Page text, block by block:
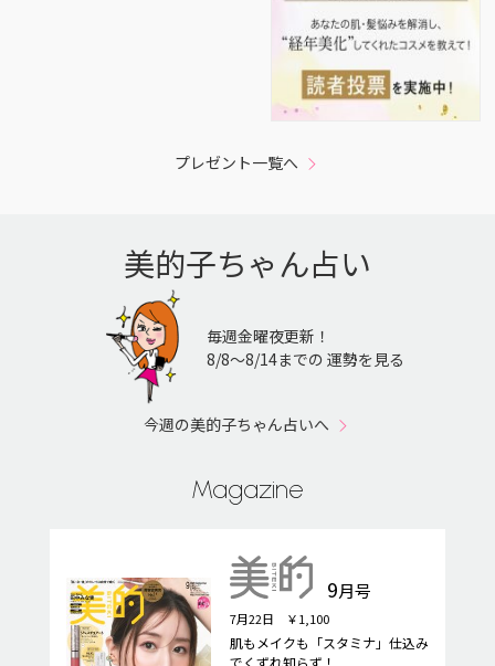
プレゼント一覧へ
美的子ちゃん占い
毎週金曜夜更新！
8/8〜8/14までの 運勢を見る
今週の美的子ちゃん占いへ
Magazine
9月号
7月22日 ￥1,100
肌もメイクも「スタミナ」仕込み
でくずれ知らず！